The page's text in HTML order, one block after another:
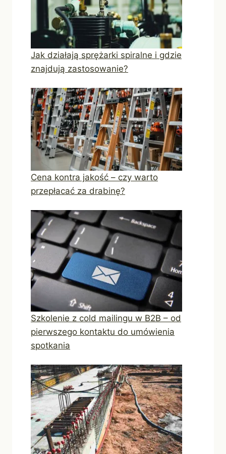
Jak działają sprężarki spiralne i gdzie
znajdują zastosowanie?
Cena kontra jakość – czy warto
przepłacać za drabinę?
Szkolenie z cold mailingu w B2B – od
pierwszego kontaktu do umówienia
spotkania